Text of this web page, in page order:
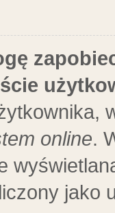
online.
jako